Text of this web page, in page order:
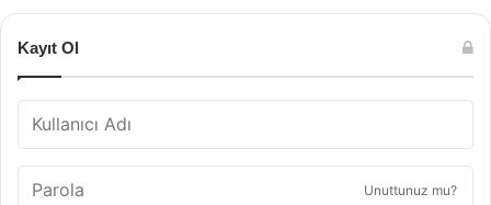
Kayıt Ol
Unuttunuz mu?